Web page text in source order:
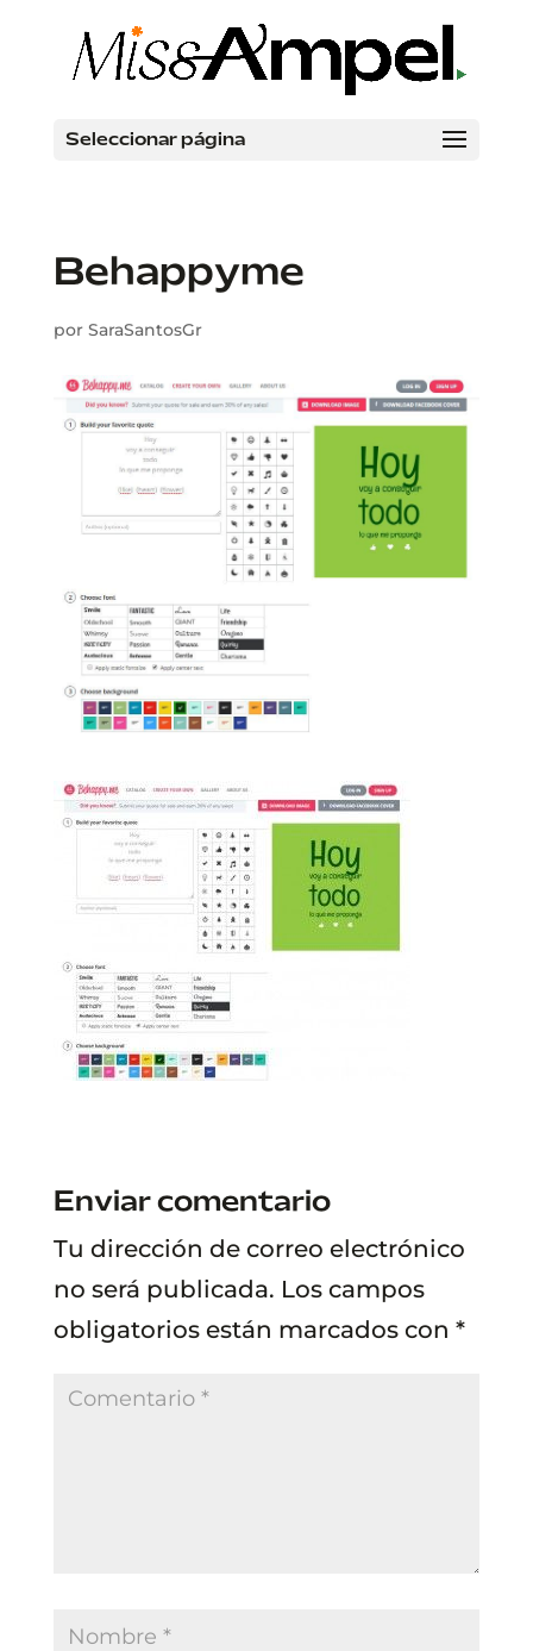
Seleccionar página
Behappyme
por SaraSantosGr
Enviar comentario
Tu dirección de correo electrónico
no será publicada. Los campos
obligatorios están marcados con *